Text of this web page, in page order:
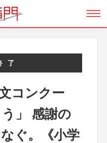
了
コンクー
」 感謝の
ぐ。《小学